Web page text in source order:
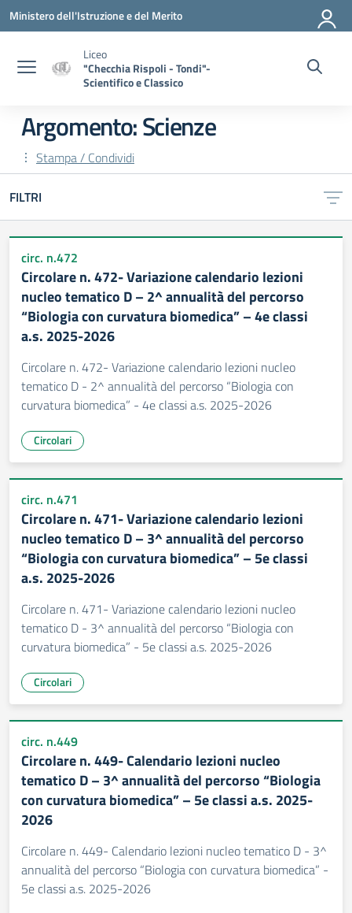
Vai ai contenuti
Vai al menu di navigazione
Vai al footer
Ministero dell'Istruzione e del Merito
Liceo
"Checchia Rispoli - Tondi"-
Scientifico e Classico
Argomento: Scienze
Stampa / Condividi
FILTRI
circ. n.472
Circolare n. 472- Variazione calendario lezioni
nucleo tematico D – 2^ annualità del percorso
“Biologia con curvatura biomedica” – 4e classi
a.s. 2025-2026
Circolare n. 472- Variazione calendario lezioni nucleo
tematico D - 2^ annualità del percorso “Biologia con
curvatura biomedica” - 4e classi a.s. 2025-2026
Circolari
circ. n.471
Circolare n. 471- Variazione calendario lezioni
nucleo tematico D – 3^ annualità del percorso
“Biologia con curvatura biomedica” – 5e classi
a.s. 2025-2026
Circolare n. 471- Variazione calendario lezioni nucleo
tematico D - 3^ annualità del percorso “Biologia con
curvatura biomedica” - 5e classi a.s. 2025-2026
Circolari
circ. n.449
Circolare n. 449- Calendario lezioni nucleo
tematico D – 3^ annualità del percorso “Biologia
con curvatura biomedica” – 5e classi a.s. 2025-
2026
Circolare n. 449- Calendario lezioni nucleo tematico D - 3^
annualità del percorso “Biologia con curvatura biomedica” -
5e classi a.s. 2025-2026